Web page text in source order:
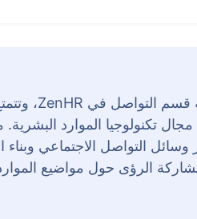
تكنولوجيا الموارد
التواصل الاجتماعي وبناء
الرؤى حول مواضيع الموارد